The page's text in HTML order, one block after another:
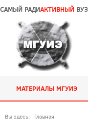
САМЫЙ РАДИАКТИВНЫЙ ВУЗ
МАТЕРИАЛЫ МГУИЭ
Вы здесь: Главная